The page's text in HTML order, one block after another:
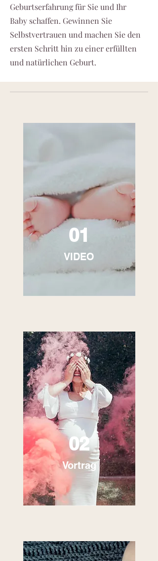
Geburtserfahrung für Sie und Ihr
Baby schaffen. Gewinnen Sie
Selbstvertrauen und machen Sie den
ersten Schritt hin zu einer erfüllten
und natürlichen Geburt.
01
VIDEO
02
Vortrag